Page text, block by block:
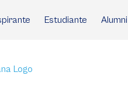
Estudiante Alumni